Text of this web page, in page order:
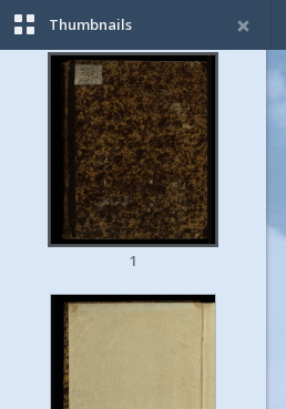
Thumbnails
1